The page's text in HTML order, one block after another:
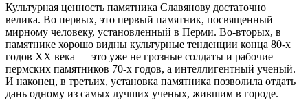
Культурная ценность памятника Славянову достаточно
велика. Во первых, это первый памятник, посвященный
мирному человеку, установленный в Перми. Во-вторых, в
памятнике хорошо видны культурные тенденции конца 80-х
годов XX века — это уже не грозные солдаты и рабочие
пермских памятников 70-х годов, а интеллигентный ученый.
И наконец, в третьих, установка памятника позволила отдать
дань одному из самых лучших ученых, жившим в городе.